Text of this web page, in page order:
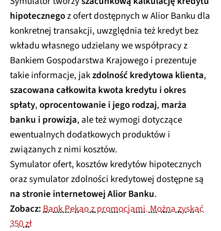
hipotecznegoz ofert dostępnych w Alior Banku dla
konkretnej transakcji, uwzględnia też kredyt bez
wkładu własnego udzielany we współpracy z
Bankiem Gospodarstwa Krajowego i prezentuje
takie informacje, jakzdolność kredytowa klienta,
szacowana całkowita kwota kredytu i okres
spłaty,oprocentowanie i jego rodzaj, marża
banku i prowizja, ale też wymogi dotyczące
ewentualnych dodatkowych produktów i
związanych z nimi kosztów.
Symulator ofert, kosztów kredytów hipotecznych
oraz symulator zdolności kredytowej dostępne są
na stronie internetowej Alior Banku.
Zobacz:Bank Pekao z promocjami. Można zyskać
350 zł